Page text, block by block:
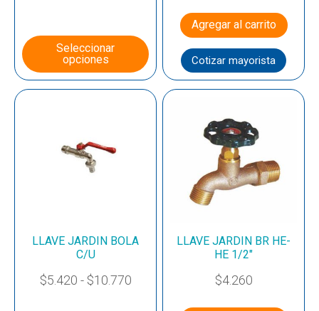
Seleccionar
opciones
Agregar al carrito
Cotizar mayorista
LLAVE JARDIN BOLA
C/U
$5.420 - $10.770
LLAVE JARDIN BR HE-
HE 1/2″
$4.260